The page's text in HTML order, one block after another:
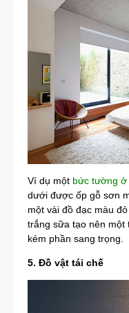
Ví dụ một bức tường ở
dưới được ốp gỗ sơn
một vài đồ đạc màu
trắng sữa tạo nên một
kém phần sang trọng.
5. Đồ vật tái chế